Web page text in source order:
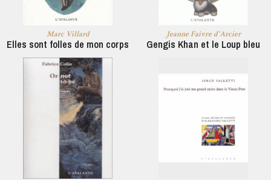
Marc Villard
Elles sont folles de mon corps
Jeanne Faivre d'Arcier
Gengis Khan et le Loup bleu